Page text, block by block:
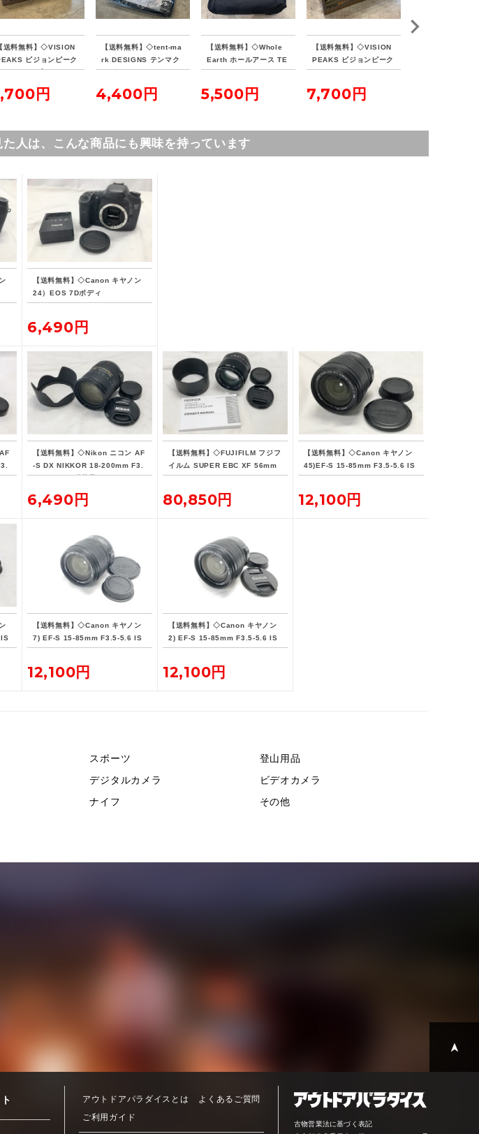
【送料無料】◇VISION
ビジョンピーク
ファイアプレイス TC
円
【送料無料】◇tent-ma
rk DESIGNS テンマク
デザイン サーカスイン
4,400円
【送料無料】◇Whole
Earth ホールアース TE
NKU COT テンクウコッ
5,500円
【送料無料】◇VISION
PEAKS ビジョンピーク
ス TCバタフライシェル
7,700円
た人は、こんな商品にも興味を持っています
【送料無料】◇Canon キヤノン
24）EOS 7Dボディ
6,490円
【送料無料】◇Nikon ニコン AF
-S DX NIKKOR 18-200mm F3.
5-5.6G ED 現状品
6,490円
【送料無料】◇FUJIFILM フジフ
イルム SUPER EBC XF 56mm
F1.2 R
80,850円
【送料無料】◇Canon キヤノン
45)EF-S 15-85mm F3.5-5.6 IS
USM
12,100円
【送料無料】◇Canon キヤノン
7) EF-S 15-85mm F3.5-5.6 IS
USM 7932506211
12,100円
【送料無料】◇Canon キヤノン
2) EF-S 15-85mm F3.5-5.6 IS
USM
12,100円
スポーツ
登山用品
デジタルカメラ
ビデオカメラ
ナイフ その他
アウトドアパラダイスとは
よくあるご質問
ご利用ガイド
古物営業法に基づく表記